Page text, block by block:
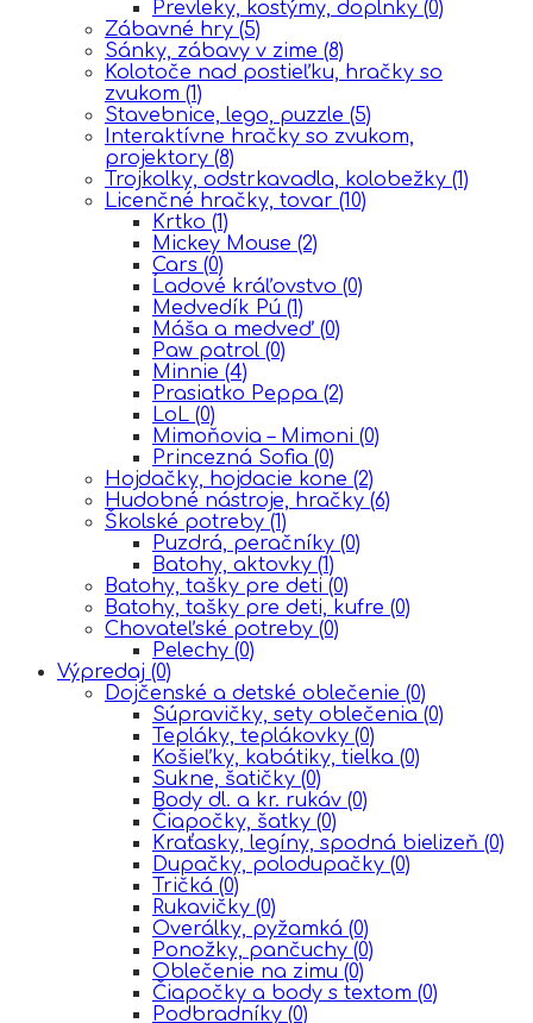
Prevleky, kostýmy, doplnky (0)
Zábavné hry (5)
Sánky, zábavy v zime (8)
Kolotoče nad postieľku, hračky so
zvukom (1)
Stavebnice, lego, puzzle (5)
Interaktívne hračky so zvukom,
projektory (8)
Trojkolky, odstrkavadla, kolobežky (1)
Licenčné hračky, tovar (10)
Krtko (1)
Mickey Mouse (2)
Cars (0)
Ĺadové kráľovstvo (0)
Medvedík Pú (1)
Máša a medveď (0)
Paw patrol (0)
Minnie (4)
Prasiatko Peppa (2)
LoL (0)
Mimoňovia – Mimoni (0)
Princezná Sofia (0)
Hojdačky, hojdacie kone (2)
Hudobné nástroje, hračky (6)
Školské potreby (1)
Puzdrá, peračníky (0)
Batohy, aktovky (1)
Batohy, tašky pre deti (0)
Batohy, tašky pre deti, kufre (0)
Chovateľské potreby (0)
Pelechy (0)
Výpredaj (0)
Dojčenské a detské oblečenie (0)
Súpravičky, sety oblečenia (0)
Tepláky, teplákovky (0)
Košieľky, kabátiky, tielka (0)
Sukne, šatičky (0)
Body dl. a kr. rukáv (0)
Čiapočky, šatky (0)
Kraťasky, legíny, spodná bielizeň (0)
Dupačky, polodupačky (0)
Tričká (0)
Rukavičky (0)
Overálky, pyžamká (0)
Ponožky, pančuchy (0)
Oblečenie na zimu (0)
Čiapočky a body s textom (0)
Podbradníky (0)